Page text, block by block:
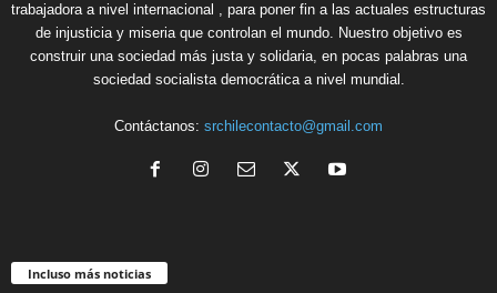
trabajadora a nivel internacional , para poner fin a las actuales estructuras
de injusticia y miseria que controlan el mundo. Nuestro objetivo es
construir una sociedad más justa y solidaria, en pocas palabras una
sociedad socialista democrática a nivel mundial.
Contáctanos: srchilecontacto@gmail.com
Incluso más noticias